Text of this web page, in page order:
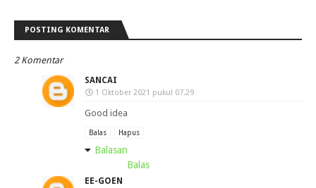
POSTING KOMENTAR
2 Komentar
SANCAI
1 Oktober 2021 pukul 07.29
Good idea
Balas Hapus
Balasan
Balas
EE-GOEN